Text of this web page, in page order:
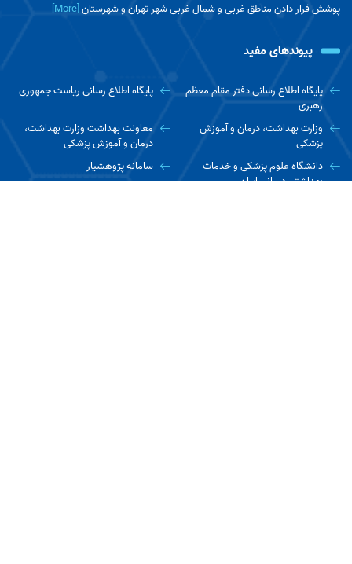
پوشش قرار دادن مناطق غربی و شمال غربی شهر تهران و شهرستان[More]
پیوندهای مفید
پایگاه اطلاع رسانی دفتر مقام معظم
رهبری
پایگاه اطلاع رسانی ریاست جمهوری
وزارت بهداشت، درمان و آموزش
پزشکی
معاونت بهداشت وزارت بهداشت،
درمان و آموزش پزشکی
دانشگاه علوم پزشکی و خدمات
بهداشتی درمانی ایران
سامانه پژوهشیار